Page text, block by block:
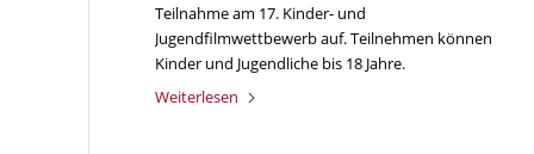
Teilnahme am 17. Kinder- und
Jugendfilmwettbewerb auf. Teilnehmen können
Kinder und Jugendliche bis 18 Jahre.
Weiterlesen